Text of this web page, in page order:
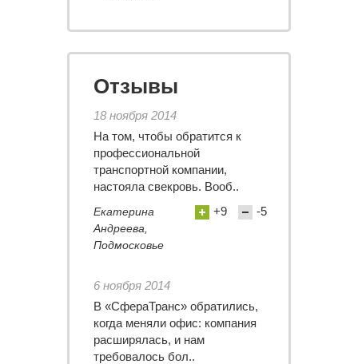
Отзывы
18 ноября 2014
На том, чтобы обратится к
профессиональной
транспортной компании,
настояла свекровь. Вооб..
Екатерина
Андреева,
Подмосковье
+9 -5
6 ноября 2014
В «СфераТранс» обратились,
когда меняли офис: компания
расширялась, и нам
требовалось бол..